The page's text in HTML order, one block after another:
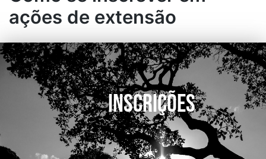
ações de extensão
INSCRIÇÕES